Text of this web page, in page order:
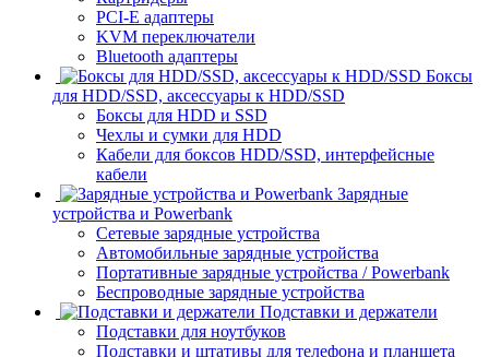
PCI-E адаптеры
KVM переключатели
Bluetooth адаптеры
Боксы
для HDD/SSD, аксессуары к HDD/SSD
Боксы для HDD и SSD
Чехлы и сумки для HDD
Кабели для боксов HDD/SSD, интерфейсные
кабели
Зарядные
устройства и Powerbank
Сетевые зарядные устройства
Автомобильные зарядные устройства
Портативные зарядные устройства / Powerbank
Беспроводные зарядные устройства
Подставки и держатели
Подставки для ноутбуков
Подставки и штативы для телефона и планшета